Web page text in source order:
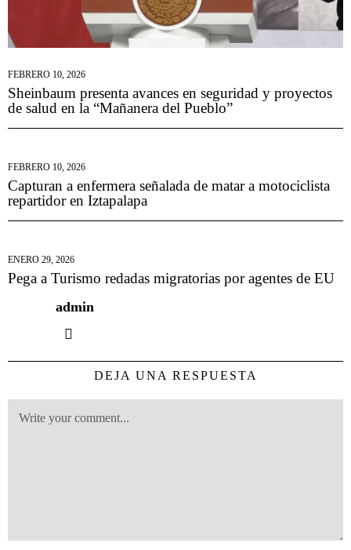
FEBRERO 10, 2026
Sheinbaum presenta avances en seguridad y proyectos
de salud en la “Mañanera del Pueblo”
FEBRERO 10, 2026
Capturan a enfermera señalada de matar a motociclista
repartidor en Iztapalapa
ENERO 29, 2026
Pega a Turismo redadas migratorias por agentes de EU
admin
DEJA UNA RESPUESTA